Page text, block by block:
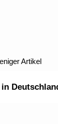
Artikel